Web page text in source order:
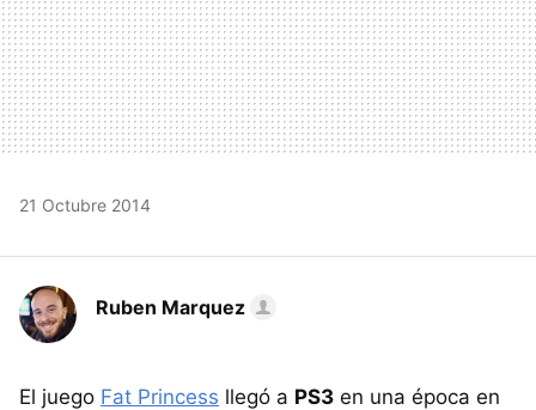
21 Octubre 2014
Ruben Marquez
El juego Fat Princess llegó a PS3 en una época en